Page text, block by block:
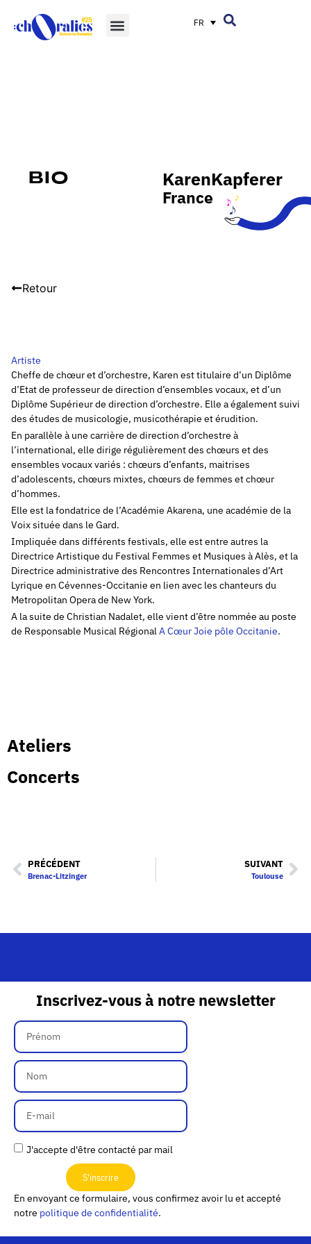
FR
Bio KarenKapferer
France
Retour
Artiste
Cheffe de chœur et d’orchestre, Karen est titulaire d’un Diplôme
d’Etat de professeur de direction d’ensembles vocaux, et d’un
Diplôme Supérieur de direction d’orchestre. Elle a également suivi
des études de musicologie, musicothérapie et érudition.
En parallèle à une carrière de direction d’orchestre à
l’international, elle dirige régulièrement des chœurs et des
ensembles vocaux variés : chœurs d’enfants, maitrises
d’adolescents, chœurs mixtes, chœurs de femmes et chœur
d’hommes.
Elle est la fondatrice de l’Académie Akarena, une académie de la
Voix située dans le Gard.
Impliquée dans différents festivals, elle est entre autres la
Directrice Artistique du Festival Femmes et Musiques à Alès, et la
Directrice administrative des Rencontres Internationales d’Art
Lyrique en Cévennes-Occitanie en lien avec les chanteurs du
Metropolitan Opera de New York.
A la suite de Christian Nadalet, elle vient d’être nommée au poste
de Responsable Musical Régional A Cœur Joie pôle Occitanie.
Ateliers
Concerts
PRÉCÉDENT
Brenac-Litzinger
SUIVANT
Toulouse
Inscrivez-vous à notre newsletter
J'accepte d'être contacté par mail
S'inscrire
En envoyant ce formulaire, vous confirmez avoir lu et accepté
notre politique de confidentialité.